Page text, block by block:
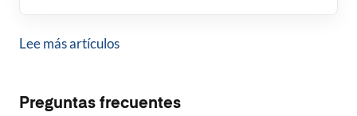
Lee más artículos
Preguntas frecuentes